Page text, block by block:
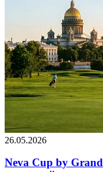
26.05.2026
Neva Cup by